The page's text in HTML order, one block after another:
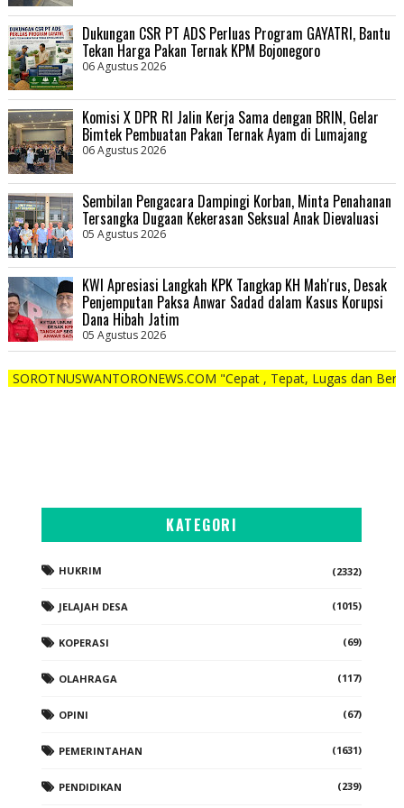
Dukungan CSR PT ADS Perluas Program GAYATRI, Bantu
Tekan Harga Pakan Ternak KPM Bojonegoro
06 Agustus 2026
Komisi X DPR RI Jalin Kerja Sama dengan BRIN, Gelar
Bimtek Pembuatan Pakan Ternak Ayam di Lumajang
06 Agustus 2026
Sembilan Pengacara Dampingi Korban, Minta Penahanan
Tersangka Dugaan Kekerasan Seksual Anak Dievaluasi
05 Agustus 2026
KWI Apresiasi Langkah KPK Tangkap KH Mah'rus, Desak
Penjemputan Paksa Anwar Sadad dalam Kasus Korupsi
Dana Hibah Jatim
05 Agustus 2026
"Cepat , Tepat, Lugas dan Berani"
KATEGORI
HUKRIM (2332)
JELAJAH DESA (1015)
KOPERASI (69)
OLAHRAGA (117)
OPINI (67)
PEMERINTAHAN (1631)
PENDIDIKAN (239)